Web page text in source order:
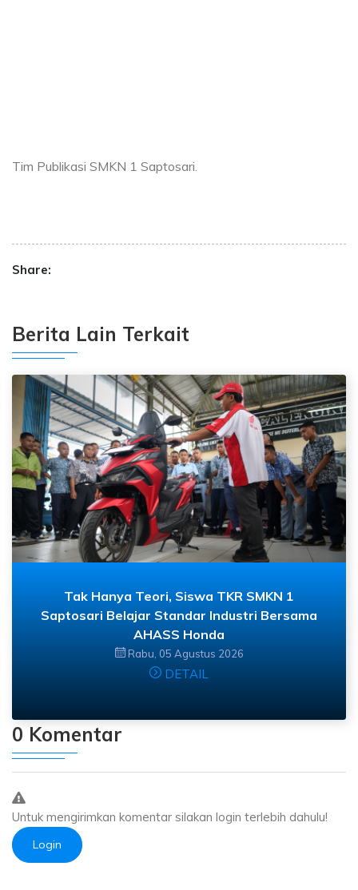
Tim Publikasi SMKN 1 Saptosari.
Share:
Berita Lain Terkait
Tak Hanya Teori, Siswa TKR SMKN 1
Saptosari Belajar Standar Industri Bersama
AHASS Honda
Rabu, 05 Agustus 2026
DETAIL
0 Komentar
Untuk mengirimkan komentar silakan login terlebih dahulu!
Login